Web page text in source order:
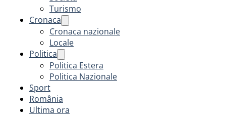
Turismo
Cronaca
Cronaca nazionale
Locale
Politica
Politica Estera
Politica Nazionale
Sport
România
Ultima ora